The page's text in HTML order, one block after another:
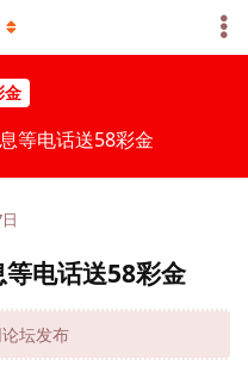
金
等电话送58彩金
电话送58彩金
坛发布